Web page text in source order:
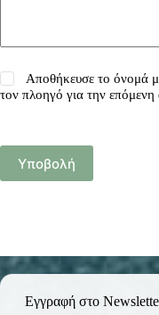
Αποθήκευσε το όνομά
τον πλοηγό για την
Υποβολή
Εγγραφή στο